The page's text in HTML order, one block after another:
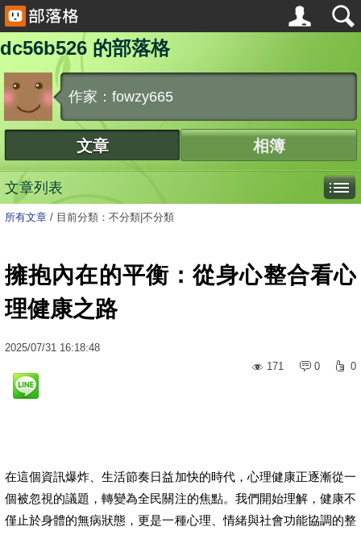
dc56b526 的部落格
作家：fowzy665
文章 相簿
文章列表
所有文章 / 目前分類：不分類|不分類
擁抱內在的平衡：從身心整合看心
理健康之路
2025/07/31 16:18:48
171
0 0
在這個資訊爆炸、生活節奏日益加快的時代，心理健康正逐漸從一
個被忽視的議題，轉變為全民關注的焦點。我們開始理解，健康不
僅止於身體的無病狀態，更是一種心理、情緒與社會功能協調的整